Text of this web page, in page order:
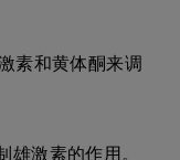
素和黄体酮来调
雄激素的作用。